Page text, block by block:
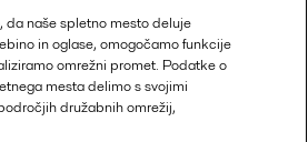
da naše spletno mesto deluje
in oglase, omogočamo funkcije
omrežni promet. Podatke o
mesta delimo s svojimi
družabnih omrežij,